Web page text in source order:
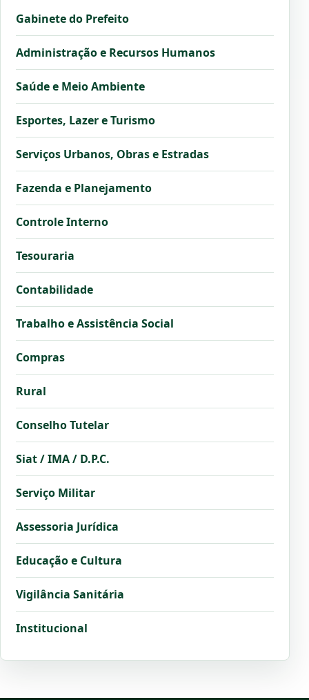
Gabinete do Prefeito
Administração e Recursos Humanos
Saúde e Meio Ambiente
Esportes, Lazer e Turismo
Serviços Urbanos, Obras e Estradas
Fazenda e Planejamento
Controle Interno
Tesouraria
Contabilidade
Trabalho e Assistência Social
Compras
Rural
Conselho Tutelar
Siat / IMA / D.P.C.
Serviço Militar
Assessoria Jurídica
Educação e Cultura
Vigilância Sanitária
Institucional